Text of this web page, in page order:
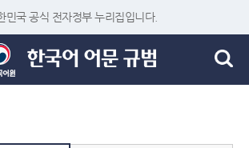
민국 공식 전자정부 누리집입니다.